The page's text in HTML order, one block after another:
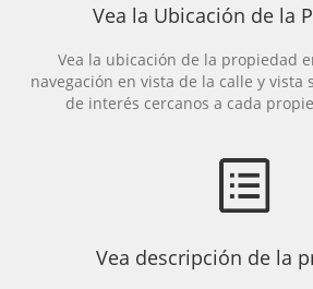
Vea la Ubicación de la
Vea la ubicación de la propiedad
navegación en vista de la calle y vista
de interés cercanos a cada
Vea descripción de la